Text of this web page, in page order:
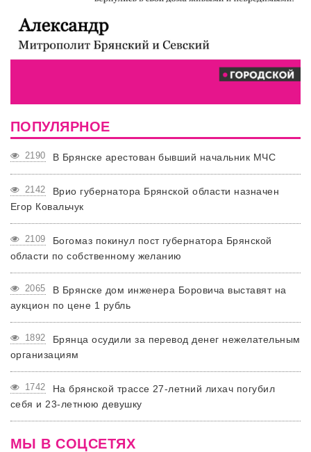
ПОПУЛЯРНОЕ
2190 В Брянске арестован бывший начальник МЧС
2142
Врио губернатора Брянской области назначен
Егор Ковальчук
2109
Богомаз покинул пост губернатора Брянской
области по собственному желанию
2065
В Брянске дом инженера Боровича выставят на
аукцион по цене 1 рубль
1892
Брянца осудили за перевод денег нежелательным
организациям
1742
На брянской трассе 27-летний лихач погубил
себя и 23-летнюю девушку
МЫ В СОЦСЕТЯХ